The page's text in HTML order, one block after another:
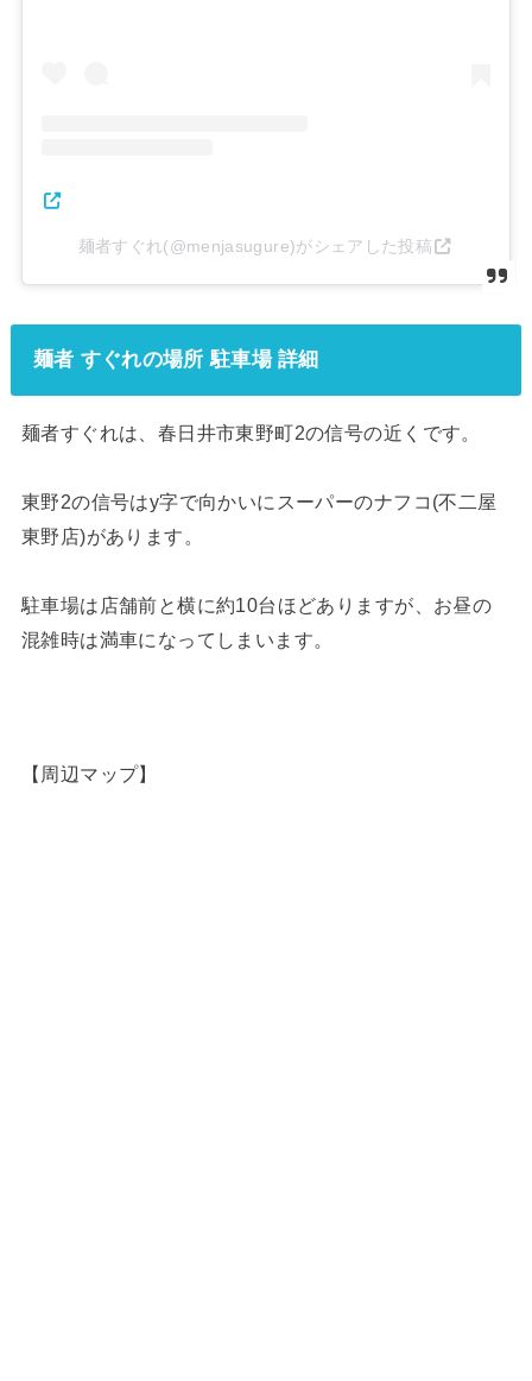
麺者すぐれ(@menjasugure)がシェアした投稿
麺者 すぐれの場所 駐車場 詳細
麺者すぐれは、春日井市東野町2の信号の近くです。
東野2の信号はy字で向かいにスーパーのナフコ(不二屋
東野店)があります。
駐車場は店舗前と横に約10台ほどありますが、お昼の
混雑時は満車になってしまいます。
【周辺マップ】